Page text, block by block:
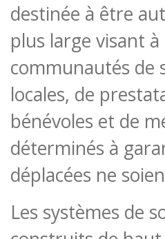
destinée à être
plus large visant
communautés de
locales, de
bénévoles et de
déterminés à
déplacées ne
Les systèmes de